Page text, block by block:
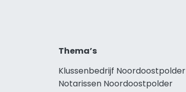
Thema’s
Klussenbedrijf Noordoostpolder
Notarissen Noordoostpolder